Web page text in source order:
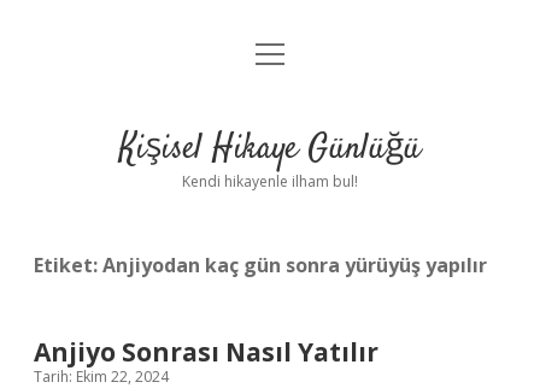
Anasayfa
Yasal Uyarı
menüyü
Kişisel Hikaye Günlüğü
Kendi hikayenle ilham bul!
Etiket:Anjiyodan kaç gün sonra yürüyüş yapılır
Anjiyo Sonrası Nasıl Yatılır
Tarih: Ekim 22, 2024